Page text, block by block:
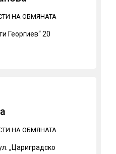
НА ОБМЯНАТА
Георгиев“ 20
НА ОБМЯНАТА
„Цариградско